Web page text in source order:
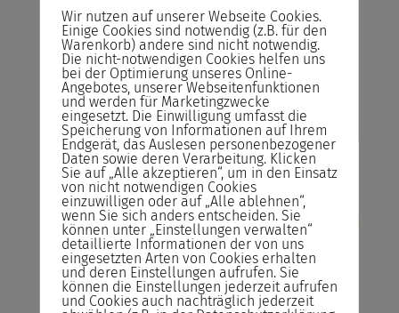
Seminarstart.
Bildungsgutschein
Bildungsscheck NRW, Bildungsprämie
Jetzt anfragen
Wir nutzen auf unserer Webseite Cookies.
Einige Cookies sind notwendig (z.B. für den
Warenkorb) andere sind nicht notwendig.
Die nicht-notwendigen Cookies helfen uns
bei der Optimierung unseres Online-
Angebotes, unserer Webseitenfunktionen
und werden für Marketingzwecke
eingesetzt. Die Einwilligung umfasst die
Speicherung von Informationen auf Ihrem
Endgerät, das Auslesen personenbezogener
Daten sowie deren Verarbeitung. Klicken
Sie auf „Alle akzeptieren“, um in den Einsatz
von nicht notwendigen Cookies
einzuwilligen oder auf „Alle ablehnen“,
wenn Sie sich anders entscheiden. Sie
können unter „Einstellungen verwalten“
detaillierte Informationen der von uns
eingesetzten Arten von Cookies erhalten
und deren Einstellungen aufrufen. Sie
können die Einstellungen jederzeit aufrufen
und Cookies auch nachträglich jederzeit